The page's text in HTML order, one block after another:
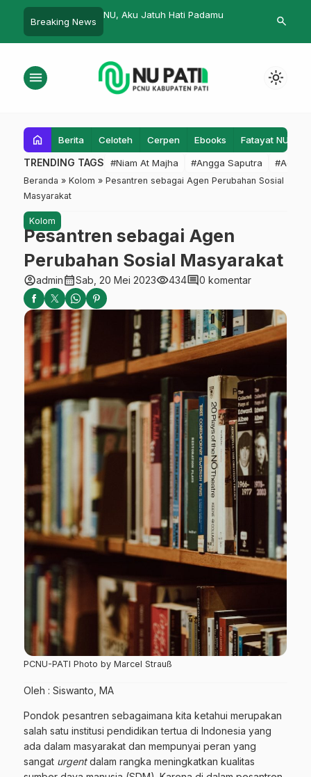
Breaking News
NU, Aku Jatuh Hati Padamu
PACsearch
menu light_mode
home Berita Celoteh Cerpen Ebooks Fatayat NU
TRENDING TAGS #Niam At Majha #Angga Saputra #Admin
Beranda » Kolom » Pesantren sebagai Agen Perubahan Sosial
Masyarakat
Kolom
Pesantren sebagai Agen
Perubahan Sosial Masyarakat
account_circleadmincalendar_monthSab, 20 Mei 2023visibility434comment0 komentar
PCNU-PATI Photo by Marcel Strauß
Oleh : Siswanto, MA
Pondok pesantren sebagaimana kita ketahui merupakan
salah satu institusi pendidikan tertua di Indonesia yang
ada dalam masyarakat dan mempunyai peran yang
sangat urgentdalam rangka meningkatkan kualitas